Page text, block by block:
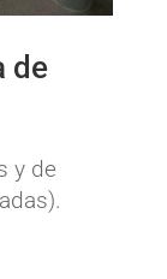
de
y de